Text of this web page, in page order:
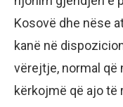
Kosovë dhe nëse
kanë në
vërejtje, normal që
kërkojmë që ajo të